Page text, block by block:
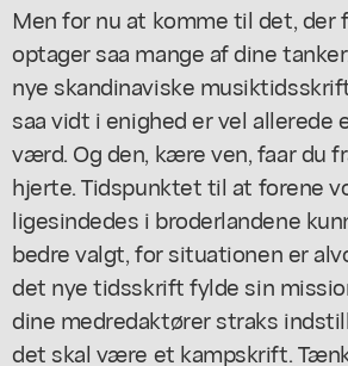
Men for nu at komme til det, der
optager saa mange af dine
nye skandinaviske
saa vidt i enighed er vel allerede
værd. Og den, kære ven, faar du
hjerte. Tidspunktet til at forene
ligesindedes i broderlandene
bedre valgt, for situationen er
det nye tidsskrift fylde sin
dine medredaktører straks
det skal være et kampskrift.